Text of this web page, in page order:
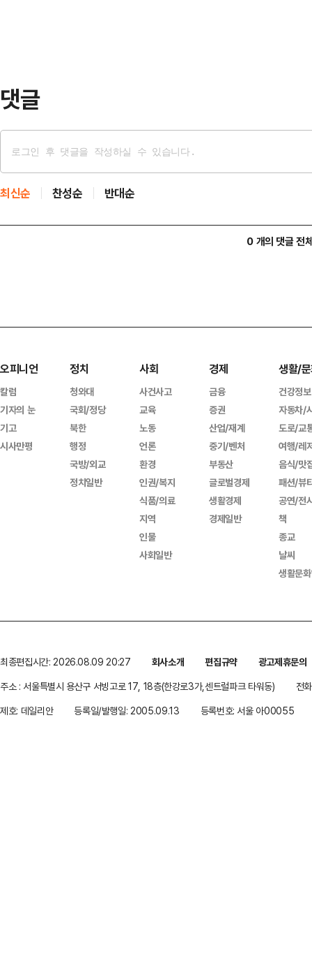
댓글
최신순 찬성순 반대순
0 개의 댓글 전
오피니언
칼럼
기자의 눈
기고
시사만평
정치
청와대
국회/정당
북한
행정
국방/외교
정치일반
사회
사건사고
교육
노동
언론
환경
인권/복지
식품/의료
지역
인물
사회일반
경제
금융
증권
산업/재계
중기/벤처
부동산
글로벌경제
생활경제
경제일반
생활/
건강정보
자동차/
도로/교
여행/레
음식/맛
패션/뷰
공연/전
책
종교
날씨
생활문
최종편집시간: 2026.08.09 20:27 회사소개 편집규약
광고제휴문의
주소 : 서울특별시 용산구 서빙고로 17, 18층(한강로3가,센트럴파크 타워동)
전
제호: 데일리안
등록일/발행일: 2005.09.13 등록번호: 서울 아00055